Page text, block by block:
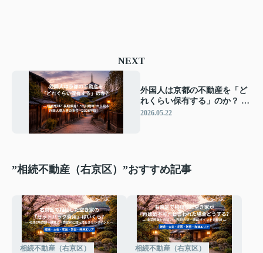
NEXT
外国人は京都の不動産を「ど
れくらい保有する」のか？ ―
短期売却？長期保有？“出口
2026.05.22
”相続不動産（右京区）”おすすめ記事
相続不動産（右京区） 相続不動産（右京区）